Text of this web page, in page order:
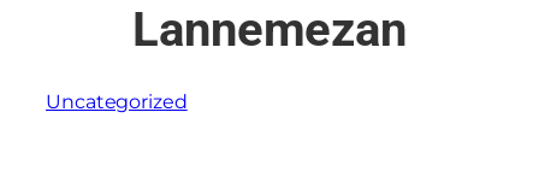
e
Lannemezan
Uncategorized